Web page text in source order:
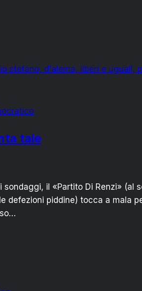
tale
il «Partito Di Renzi» (al
defezioni piddine) tocca a mala